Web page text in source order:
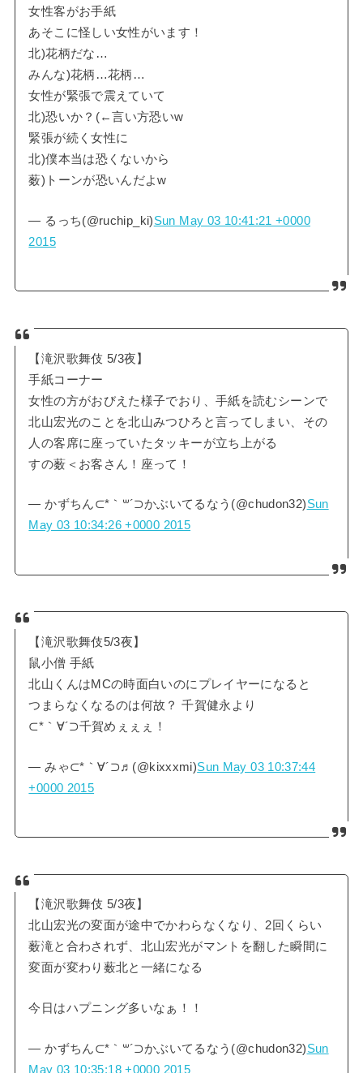
女性客がお手紙
あそこに怪しい女性がいます！
北)花柄だな…
みんな)花柄…花柄…
女性が緊張で震えていて
北)恐いか？(←言い方恐いw
緊張が続く女性に
北)僕本当は恐くないから
薮)トーンが恐いんだよw
— るっち(@ruchip_ki)Sun May 03 10:41:21 +0000
2015
【滝沢歌舞伎 5/3夜】
手紙コーナー
女性の方がおびえた様子でおり、手紙を読むシーンで
北山宏光のことを北山みつひろと言ってしまい、その
人の客席に座っていたタッキーが立ち上がる
すの薮＜お客さん！座って！
— かずちん⊂*｀꒳´⊃かぶいてるなう(@chudon32)Sun
May 03 10:34:26 +0000 2015
【滝沢歌舞伎5/3夜】
鼠小僧 手紙
北山くんはMCの時面白いのにプレイヤーになると
つまらなくなるのは何故？ 千賀健永より
⊂*｀∀´⊃千賀めぇぇぇ！
— みゃ⊂*｀∀´⊃♬(@kixxxmi)Sun May 03 10:37:44
+0000 2015
【滝沢歌舞伎 5/3夜】
北山宏光の変面が途中でかわらなくなり、2回くらい
薮滝と合わされず、北山宏光がマントを翻した瞬間に
変面が変わり薮北と一緒になる
今日はハプニング多いなぁ！！
— かずちん⊂*｀꒳´⊃かぶいてるなう(@chudon32)Sun
May 03 10:35:18 +0000 2015